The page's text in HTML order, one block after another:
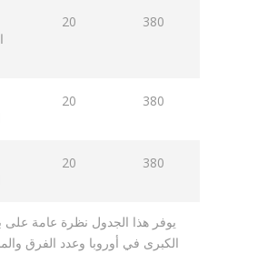
20 380
20 380
20 380
يوفر هذا الجدول نظرة عامة على
الكبرى في أوروبا وعدد الفرق